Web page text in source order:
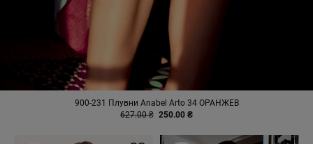
900-231 Плувни Anabel Arto 34 ОРАНЖЕВ
627.00 ₴ 250.00 ₴